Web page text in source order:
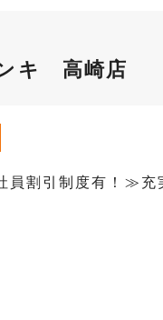
キ 高崎店
員割引制度有！≫充